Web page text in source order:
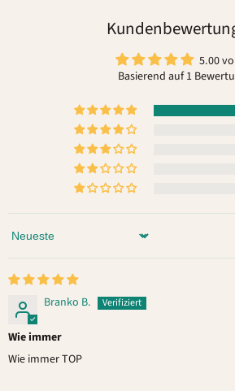
5.00
Basierend auf 1
Sort by
Branko B.
Wie immer
Wie immer TOP